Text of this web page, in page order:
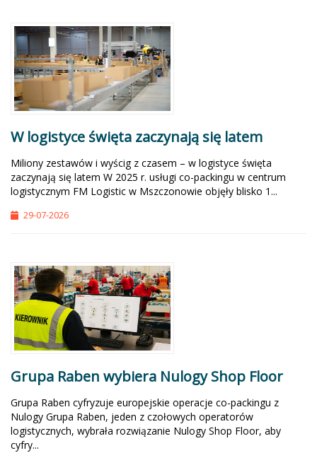
W logistyce święta zaczynają się latem
Miliony zestawów i wyścig z czasem – w logistyce święta
zaczynają się latem W 2025 r. usługi co-packingu w centrum
logistycznym FM Logistic w Mszczonowie objęły blisko 1...
29-07-2026
Grupa Raben wybiera Nulogy Shop Floor
Grupa Raben cyfryzuje europejskie operacje co-packingu z
Nulogy Grupa Raben, jeden z czołowych operatorów
logistycznych, wybrała rozwiązanie Nulogy Shop Floor, aby
cyfry...